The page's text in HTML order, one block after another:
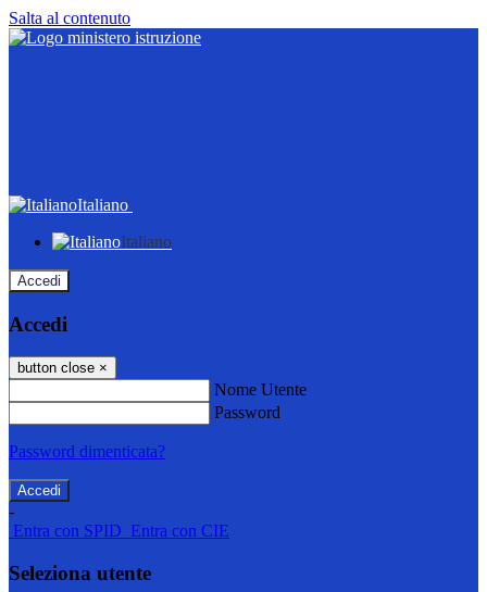
Salta al contenuto
Italiano
Italiano
Accedi
Accedi
button close ×
Nome Utente
Password
Password dimenticata?
-
Entra con SPID Entra con CIE
Seleziona utente